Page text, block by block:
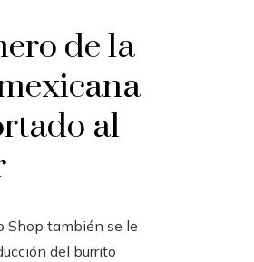
de la
al
Shop también se le
del burrito